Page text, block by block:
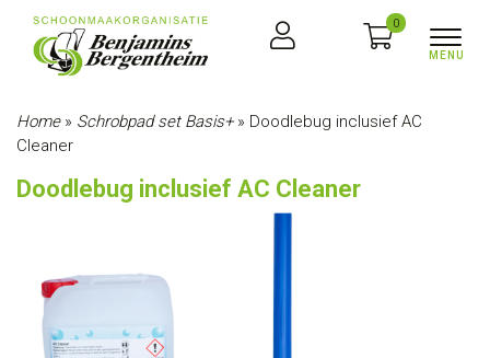
0
Home» Schrobpad set Basis+» Doodlebug inclusief AC
Cleaner
Doodlebug inclusief AC Cleaner